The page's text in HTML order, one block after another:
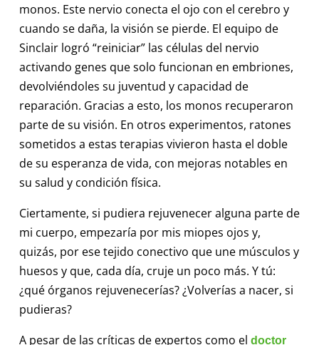
monos. Este nervio conecta el ojo con el cerebro y
cuando se daña, la visión se pierde. El equipo de
Sinclair logró “reiniciar” las células del nervio
activando genes que solo funcionan en embriones,
devolviéndoles su juventud y capacidad de
reparación. Gracias a esto, los monos recuperaron
parte de su visión. En otros experimentos, ratones
sometidos a estas terapias vivieron hasta el doble
de su esperanza de vida, con mejoras notables en
su salud y condición física.
Ciertamente, si pudiera rejuvenecer alguna parte de
mi cuerpo, empezaría por mis miopes ojos y,
quizás, por ese tejido conectivo que une músculos y
huesos y que, cada día, cruje un poco más. Y tú:
¿qué órganos rejuvenecerías? ¿Volverías a nacer, si
pudieras?
A pesar de las críticas de expertos como el doctor